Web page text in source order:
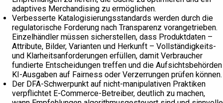
adaptives Merchandising zu ermöglichen.
Verbesserte Katalogisierungsstandards werden durch die
regulatorische Forderung nach Transparenz vorangetrieben.
Einzelhändler müssen sicherstellen, dass Produktdaten –
Attribute, Bilder, Varianten und Herkunft – Vollständigkeits-
und Klarheitsanforderungen erfüllen, damit Verbraucher
fundierte Entscheidungen treffen und die Aufsichtsbehörden
KI-Ausgaben auf Fairness oder Verzerrungen prüfen können.
Der DFA-Schwerpunkt auf nicht-manipulativen Praktiken
verpflichtet E-Commerce-Betreiber, deutlich zu machen,